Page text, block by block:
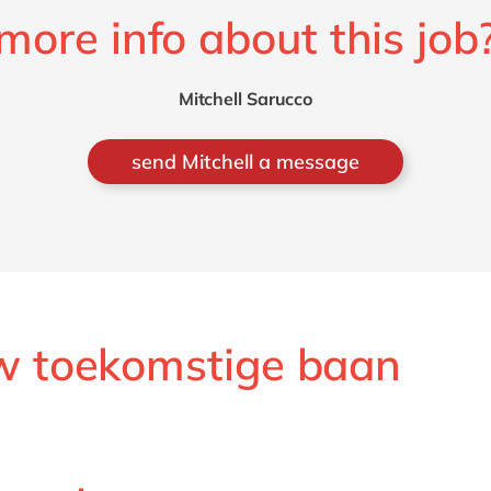
info about this
Mitchell Sarucco
send Mitchell a message
toekomstige baan